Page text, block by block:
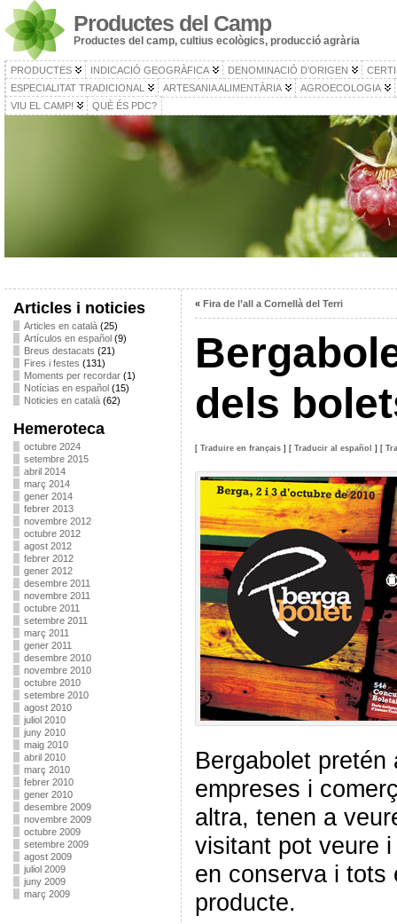
Productes del Camp
Productes del camp, cultius ecològics, producció agrària
PRODUCTES INDICACIÓ GEOGRÀFICA DENOMINACIÓ D’ORIGEN
ESPECIALITAT TRADICIONAL
ARTESANIA ALIMENTÀRIA
AGROECOLOGIA
VIU EL CAMP!
QUÈ ÉS PDC?
Articles i noticies
Articles en català(25)
Artículos en español(9)
Breus destacats (21)
Fires i festes (131)
Moments per recordar(1)
Notícias en español(15)
Noticies en català(62)
Hemeroteca
octubre 2024
setembre 2015
abril 2014
març 2014
gener 2014
febrer 2013
novembre 2012
octubre 2012
agost 2012
febrer 2012
gener 2012
desembre 2011
novembre 2011
octubre 2011
setembre 2011
març 2011
gener 2011
desembre 2010
novembre 2010
octubre 2010
setembre 2010
agost 2010
juliol 2010
juny 2010
maig 2010
abril 2010
març 2010
febrer 2010
gener 2010
desembre 2009
novembre 2009
octubre 2009
setembre 2009
agost 2009
juliol 2009
juny 2009
març 2009
« Fira de l’all a Cornellà del Terri
dels
[ Traduire en français] [ Traducir al español ] [
Bergabolet
empreses i
altra, tenen a
visitant pot veure
en conserva i tots
producte.